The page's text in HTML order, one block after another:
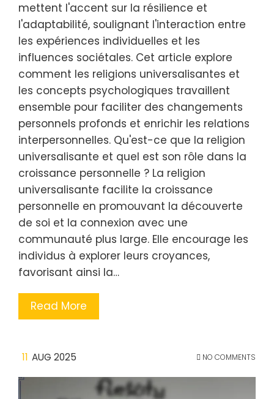
mettent l'accent sur la résilience et
l'adaptabilité, soulignant l'interaction entre
les expériences individuelles et les
influences sociétales. Cet article explore
comment les religions universalisantes et
les concepts psychologiques travaillent
ensemble pour faciliter des changements
personnels profonds et enrichir les relations
interpersonnelles. Qu'est-ce que la religion
universalisante et quel est son rôle dans la
croissance personnelle ? La religion
universalisante facilite la croissance
personnelle en promouvant la découverte
de soi et la connexion avec une
communauté plus large. Elle encourage les
individus à explorer leurs croyances,
favorisant ainsi la…
Read More
11 AUG 2025 NO COMMENTS